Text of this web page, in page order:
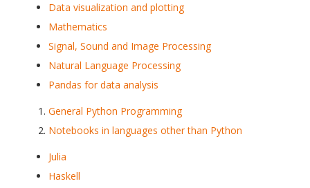
Data visualization and plotting
Mathematics
Signal, Sound and Image Processing
Natural Language Processing
Pandas for data analysis
General Python Programming
Notebooks in languages other than Python
Julia
Haskell